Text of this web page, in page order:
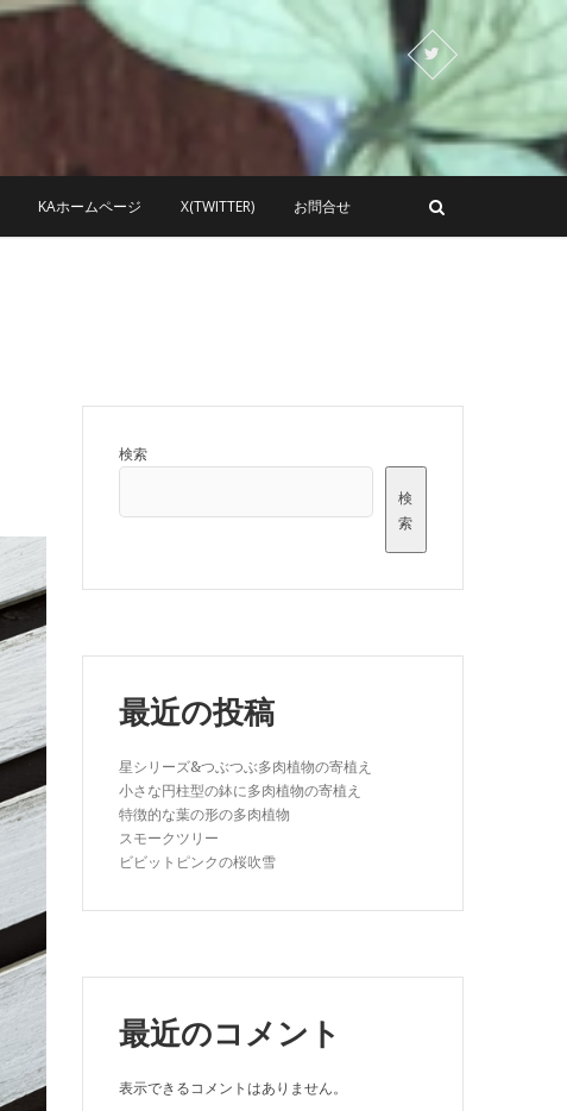
KAホームページ X(TWITTER) お問合せ
検索
検
索
最近の投稿
星シリーズ&つぶつぶ多肉植物の寄植え
小さな円柱型の鉢に多肉植物の寄植え
特徴的な葉の形の多肉植物
スモークツリー
ビビットピンクの桜吹雪
最近のコメント
表示できるコメントはありません。